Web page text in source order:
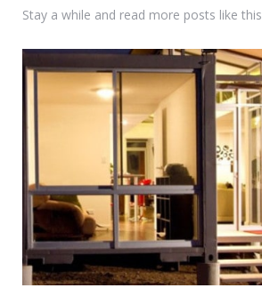
Stay a while and read more posts like this